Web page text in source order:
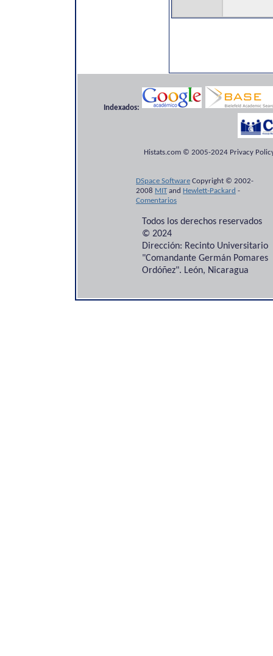
Indexados:
Histats.com © 2005-2024 Privacy
DSpace Software Copyright © 2002-
2008 MITand Hewlett-Packard -
Comentarios
Todos los derechos reservados
© 2024
Dirección: Recinto Universitario
"Comandante Germán Pomares
Ordóñez". León, Nicaragua